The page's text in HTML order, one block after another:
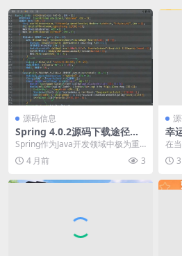
源码信息
Spring 4.0.2源码下载途径及
详细操作指南
Spring作为Java开发领域中极为重
要的开源框架，在企业级应用开发
中占据着举...
4 月前 3
幸
需
在
戏
中